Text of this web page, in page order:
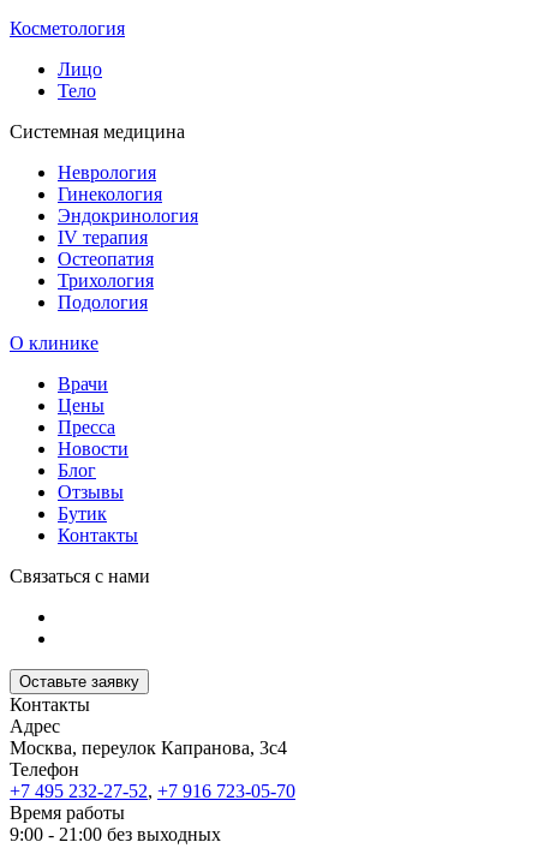
Косметология
Лицо
Тело
Системная медицина
Неврология
Гинекология
Эндокринология
IV терапия
Остеопатия
Трихология
Подология
О клинике
Врачи
Цены
Пресса
Новости
Блог
Отзывы
Бутик
Контакты
Связаться с нами
Оставьте заявку
Контакты
Адрес
Москва, переулок Капранова, 3с4
Телефон
+7 495 232-27-52, +7 916 723-05-70
Время работы
9:00 - 21:00 без выходных